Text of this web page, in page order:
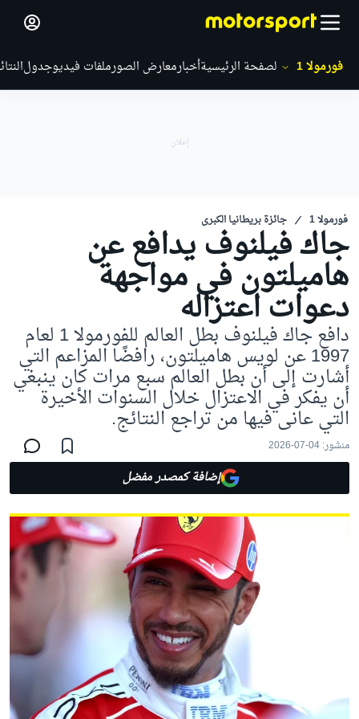
فورمولا 1 الصفحة الرئيسيةأخبارمعارض الصورملفات فيديوجدول
فورمولا 1 جائزة بريطانيا الكبرى
جاك فيلنوف يدافع عن
هاميلتون في مواجهة
دعوات اعتزاله دافع جاك فيلنوف بطل العالم للفورمولا 1 لعام
1997 عن لويس هاميلتون، رافضًا المزاعم التي
أشارت إلى أن بطل العالم سبع مرات كان ينبغي
أن يفكر في الاعتزال خلال السنوات الأخيرة
التي عانى فيها من تراجع النتائج.
منشور:04-07-2026
إضافة كمصدر مفضل